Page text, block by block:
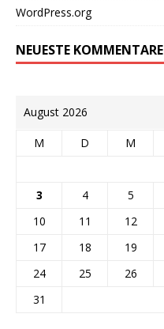
WordPress.org
NEUESTE KOMMENTARE
August 2026
M D M
3
4 5
10
11 12
17
18 19
24
25 26
31